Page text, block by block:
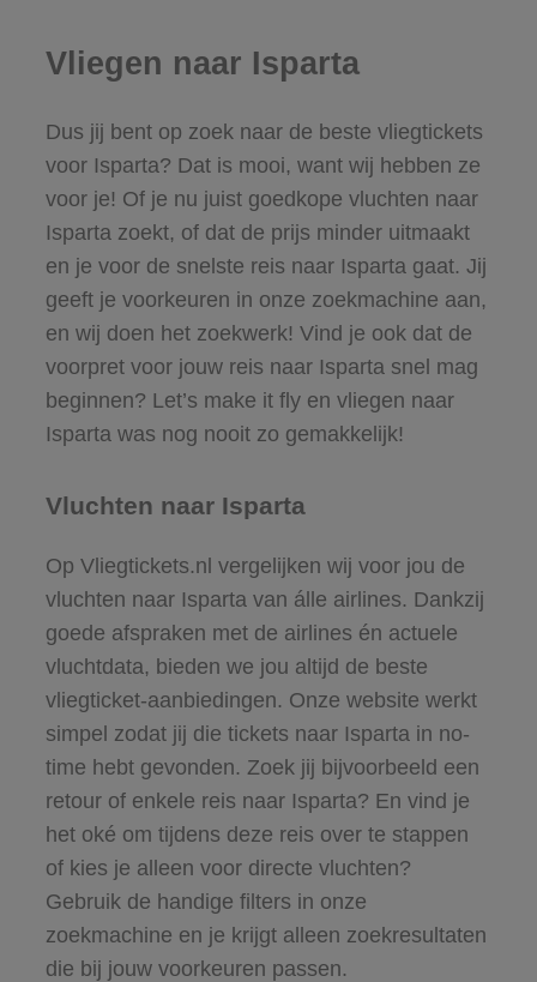
Vliegen naar Isparta
Dus jij bent op zoek naar de beste vliegtickets
voor Isparta? Dat is mooi, want wij hebben ze
voor je! Of je nu juist goedkope vluchten naar
Isparta zoekt, of dat de prijs minder uitmaakt
en je voor de snelste reis naar Isparta gaat. Jij
geeft je voorkeuren in onze zoekmachine aan,
en wij doen het zoekwerk! Vind je ook dat de
voorpret voor jouw reis naar Isparta snel mag
beginnen? Let’s make it fly en vliegen naar
Isparta was nog nooit zo gemakkelijk!
Vluchten naar Isparta
Op Vliegtickets.nl vergelijken wij voor jou de
vluchten naar Isparta van álle airlines. Dankzij
goede afspraken met de airlines én actuele
vluchtdata, bieden we jou altijd de beste
vliegticket-aanbiedingen. Onze website werkt
simpel zodat jij die tickets naar Isparta in no-
time hebt gevonden. Zoek jij bijvoorbeeld een
retour of enkele reis naar Isparta? En vind je
het oké om tijdens deze reis over te stappen
of kies je alleen voor directe vluchten?
Gebruik de handige filters in onze
zoekmachine en je krijgt alleen zoekresultaten
die bij jouw voorkeuren passen.